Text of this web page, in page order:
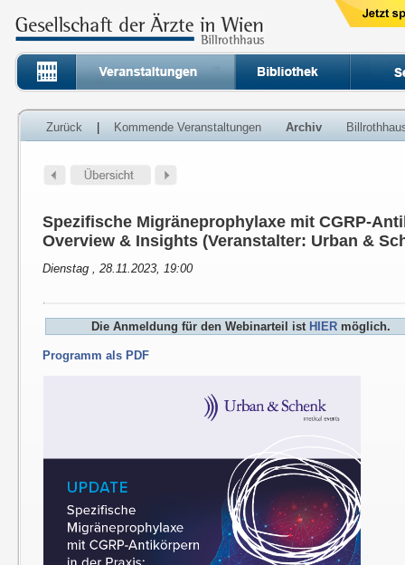
Zurück Kommende Veranstaltungen Archiv
Spezifische Migräneprophylaxe mit CGRP-
Overview & Insights (Veranstalter: Urban &
Dienstag , 28.11.2023, 19:00
Die Anmeldung für den Webinarteil ist HIER möglich.
Programm als PDF